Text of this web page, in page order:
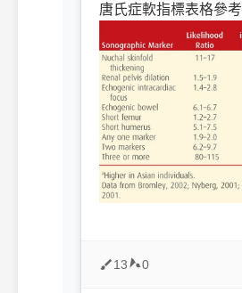
唐氏症軟指標表格參考
13 0